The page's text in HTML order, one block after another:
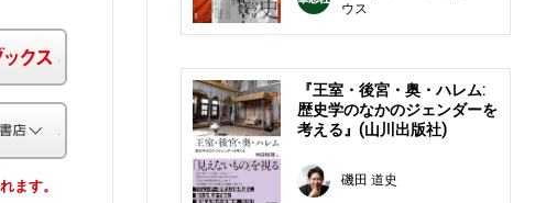
ます。
ウス
『王室・後宮・奥・ハレム:
歴史学のなかのジェンダーを
考える』(山川出版社)
磯田 道史